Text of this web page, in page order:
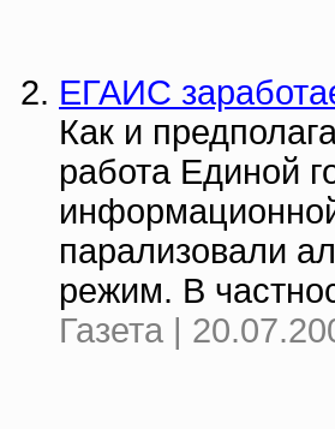
ЕГАИС
Как и
работа Единой
парализовали
режим. В
Газета |